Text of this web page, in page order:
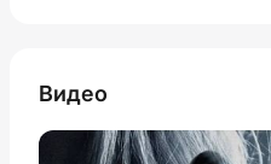
Видео